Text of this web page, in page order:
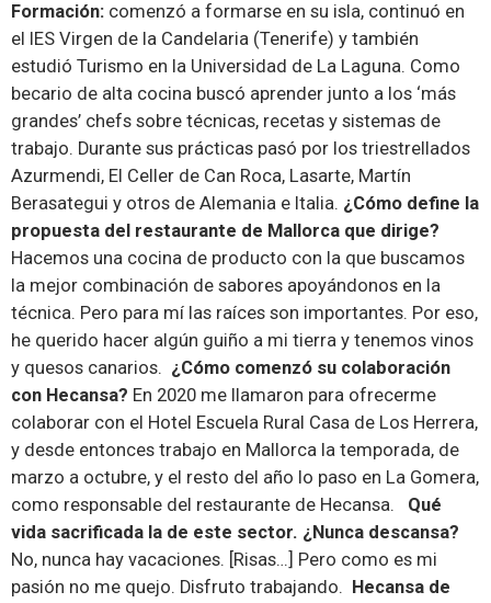
Formación: comenzó a formarse en su isla, continuó en
el IES Virgen de la Candelaria (Tenerife) y también
estudió Turismo en la Universidad de La Laguna. Como
becario de alta cocina buscó aprender junto a los ‘más
grandes’ chefs sobre técnicas, recetas y sistemas de
trabajo. Durante sus prácticas pasó por los triestrellados
Azurmendi, El Celler de Can Roca, Lasarte, Martín
Berasategui y otros de Alemania e Italia. ¿Cómo define la
propuesta del restaurante de Mallorca que dirige?
Hacemos una cocina de producto con la que buscamos
la mejor combinación de sabores apoyándonos en la
técnica. Pero para mí las raíces son importantes. Por eso,
he querido hacer algún guiño a mi tierra y tenemos vinos
y quesos canarios. ¿Cómo comenzó su colaboración
con Hecansa? En 2020 me llamaron para ofrecerme
colaborar con el Hotel Escuela Rural Casa de Los Herrera,
y desde entonces trabajo en Mallorca la temporada, de
marzo a octubre, y el resto del año lo paso en La Gomera,
como responsable del restaurante de Hecansa.
Qué
vida sacrificada la de este sector. ¿Nunca descansa?
No, nunca hay vacaciones. [Risas…] Pero como es mi
pasión no me quejo. Disfruto trabajando. Hecansa de